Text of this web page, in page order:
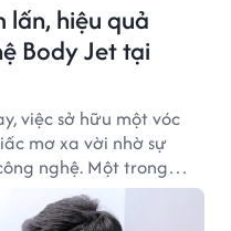
lấn, hiệu quả
Body Jet tại
việc sở hữu một vóc
mơ xa vời nhờ sự
nghệ. Một trong
ngừng cập nhật
viện Ethics. Với công